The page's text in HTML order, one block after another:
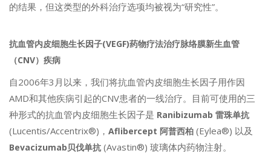
的结果，但这类型的外科治疗选项均被视为“研究性”。
抗血管内皮细胞生长因子(VEGF)药物疗法治疗脉络膜新生血管
（CNV）疾病
自2006年3月以来，我们将抗血管内皮细胞生长因子用作因
AMD和其他疾病引起的CNV患者的一线治疗。目前可使用的三
种形式的抗血管内皮细胞生长因子是 Ranibizumab 雷珠单抗
(Lucentis/Accentrix®)， Aflibercept 阿普西柏 (Eylea®) 以及
Bevacizumab贝伐单抗 (Avastin®) 玻璃体内药物注射。